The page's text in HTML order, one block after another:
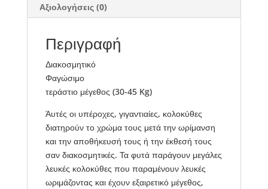
Αξιολογήσεις (0)
Περιγραφή
Διακοσμητικό
Φαγώσιμο
τεράστιο μέγεθος (30-45 Kg)
Άυτές οι υπέροχες, γιγαντιαίες, κολοκύθες
διατηρούν το χρώμα τους μετά την ωρίμανση
και την αποθήκευσή τους ή την έκθεσή τους
σαν διακοσμητικές. Τα φυτά παράγουν μεγάλες
λευκές κολοκύθες που παραμένουν λευκές
ωριμάζοντας και έχουν εξαιρετικό μέγεθος,